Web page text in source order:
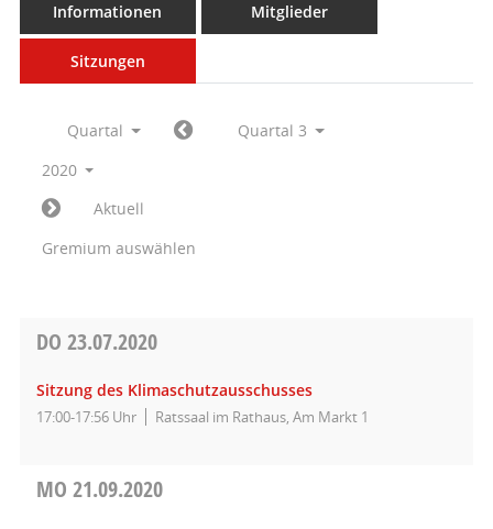
Informationen Mitglieder
Sitzungen
Quartal
Quartal 3
2020
Aktuell
Gremium auswählen
DO 23.07.2020
Sitzung des Klimaschutzausschusses
17:00-17:56 Uhr Ratssaal im Rathaus, Am Markt 1
MO 21.09.2020